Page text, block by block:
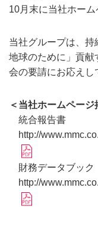
10月末に当社ホー
当社グループは、持
地球のために」貢献
会の要請にお応えし
＜当社ホームページ
統合報告書
http://
財務データブック
http://